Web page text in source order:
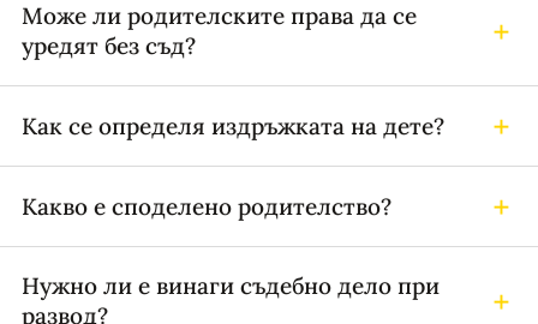
Може ли родителските права да се
уредят без съд?
Как се определя издръжката на дете?
Какво е споделено родителство?
Нужно ли е винаги съдебно дело при
развод?